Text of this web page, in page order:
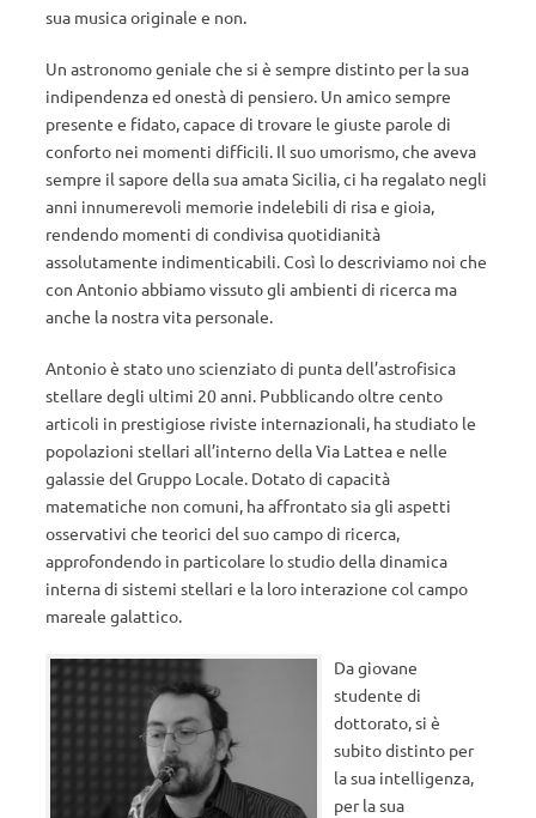
sua musica originale e non.
Un astronomo geniale che si è sempre distinto per la sua
indipendenza ed onestà di pensiero. Un amico sempre
presente e fidato, capace di trovare le giuste parole di
conforto nei momenti difficili. Il suo umorismo, che aveva
sempre il sapore della sua amata Sicilia, ci ha regalato negli
anni innumerevoli memorie indelebili di risa e gioia,
rendendo momenti di condivisa quotidianità
assolutamente indimenticabili. Così lo descriviamo noi che
con Antonio abbiamo vissuto gli ambienti di ricerca ma
anche la nostra vita personale.
Antonio è stato uno scienziato di punta dell’astrofisica
stellare degli ultimi 20 anni. Pubblicando oltre cento
articoli in prestigiose riviste internazionali, ha studiato le
popolazioni stellari all’interno della Via Lattea e nelle
galassie del Gruppo Locale. Dotato di capacità
matematiche non comuni, ha affrontato sia gli aspetti
osservativi che teorici del suo campo di ricerca,
approfondendo in particolare lo studio della dinamica
interna di sistemi stellari e la loro interazione col campo
mareale galattico.
Da giovane
studente di
dottorato, si è
subito distinto per
la sua intelligenza,
per la sua